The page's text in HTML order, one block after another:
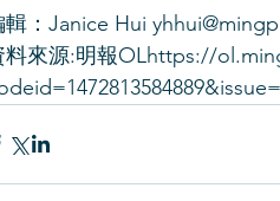
輯：Janice Hui
料來源:明報OLhttps://